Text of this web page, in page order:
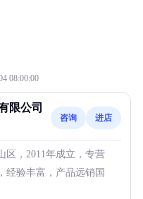
08:00:00
限公司
咨询 进店
区，2011年成立，专营
经验丰富，产品远销国